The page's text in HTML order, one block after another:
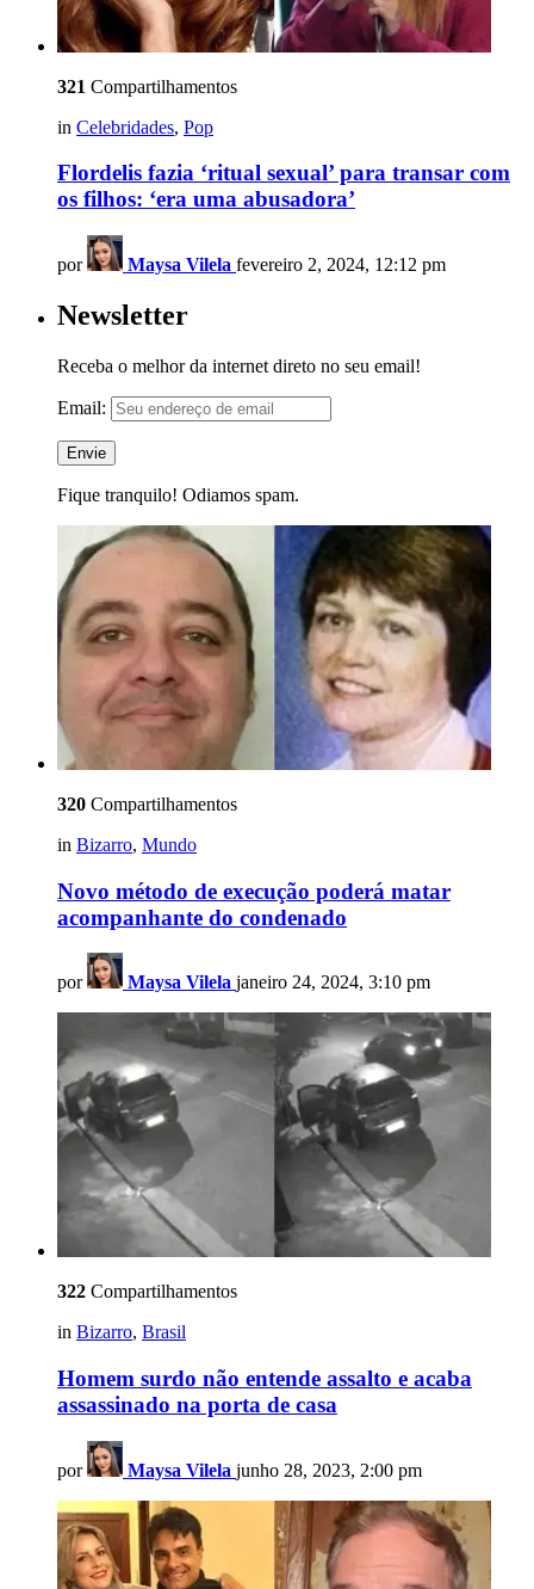
321 Compartilhamentos
in Celebridades, Pop
Flordelis fazia ‘ritual sexual’ para transar com
os filhos: ‘era uma abusadora’
por Maysa Vilela fevereiro 2, 2024, 12:12 pm
Newsletter
Receba o melhor da internet direto no seu email!
Email:
Fique tranquilo! Odiamos spam.
320 Compartilhamentos
in Bizarro, Mundo
Novo método de execução poderá matar
acompanhante do condenado
por Maysa Vilela janeiro 24, 2024, 3:10 pm
322 Compartilhamentos
in Bizarro, Brasil
Homem surdo não entende assalto e acaba
assassinado na porta de casa
por Maysa Vilela junho 28, 2023, 2:00 pm